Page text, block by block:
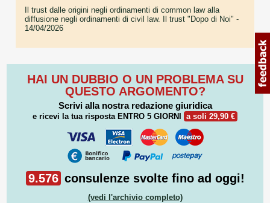
Il trust dalle origini negli ordinamenti di common law alla
diffusione negli ordinamenti di civil law. Il trust "Dopo di Noi" -
14/04/2026
HAI UN DUBBIO O UN PROBLEMA SU
QUESTO ARGOMENTO?
Scrivi alla nostra redazione giuridica
e ricevi la tua risposta ENTRO 5 GIORNI a soli 29,90 €
9.576 consulenze svolte fino ad oggi!
(vedi l'archivio completo)